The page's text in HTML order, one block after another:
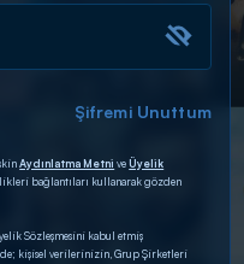
Şifremi Unuttum
Aydınlatma Metni veÜyelik
bağlantıları kullanarak gözden
Sözleşmesini kabul etmiş
kişisel verilerinizin, Grup Şirketleri